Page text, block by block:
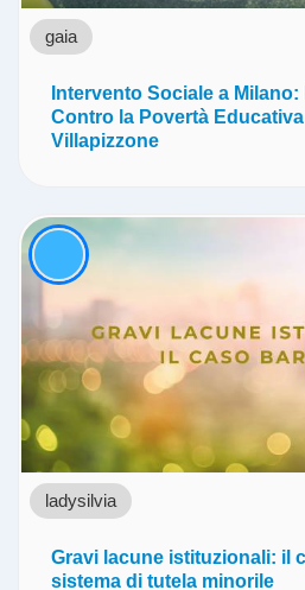
gaia
Intervento Sociale a
Contro la Povertà
Villapizzone
ladysilvia
Gravi lacune istituzionali: il
sistema di tutela minorile